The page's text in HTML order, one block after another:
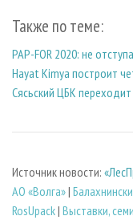
Также по теме:
PAP-FOR 2020: не
Hayat Kimya построит
Сясьский ЦБК
Источник новости:
АО «Волга»|
RosUpack| Выставки,